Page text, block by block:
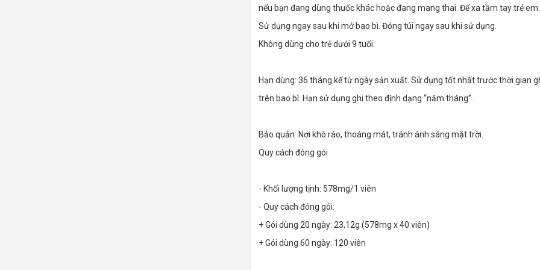
nếu bạn đang dùng thuốc khác hoặc đang mang thai. Để xa tầm tay trẻ em.
Sử dụng ngay sau khi mở bao bì. Đóng túi ngay sau khi sử dụng.
Không dùng cho trẻ dưới 9 tuổi.
Hạn dùng: 36 tháng kể từ ngày sản xuất. Sử dụng tốt nhất trước thời gian
trên bao bì. Hạn sử dụng ghi theo định dạng “năm.tháng”.
Bảo quản: Nơi khô ráo, thoáng mát, tránh ánh sáng mặt trời.
Quy cách đóng gói
- Khối lượng tịnh: 578mg/1 viên
- Quy cách đóng gói:
+ Gói dùng 20 ngày: 23,12g (578mg x 40 viên)
+ Gói dùng 60 ngày: 120 viên